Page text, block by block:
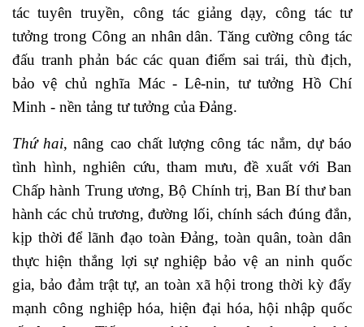
tác tuyên truyền, công tác giảng dạy, công tác tư
tưởng trong Công an nhân dân. Tăng cường công tác
đấu tranh phản bác các quan điểm sai trái, thù địch,
bảo vệ chủ nghĩa Mác - Lê-nin, tư tưởng Hồ Chí
Minh - nền tảng tư tưởng của Đảng.
Thứ hai, nâng cao chất lượng công tác nắm, dự báo
tình hình, nghiên cứu, tham mưu, đề xuất với Ban
Chấp hành Trung ương, Bộ Chính trị, Ban Bí thư ban
hành các chủ trương, đường lối, chính sách đúng đắn,
kịp thời để lãnh đạo toàn Đảng, toàn quân, toàn dân
thực hiện thắng lợi sự nghiệp bảo vệ an ninh quốc
gia, bảo đảm trật tự, an toàn xã hội trong thời kỳ đẩy
mạnh công nghiệp hóa, hiện đại hóa, hội nhập quốc